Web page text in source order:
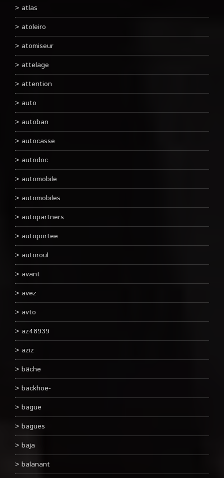
atlas
atoleiro
atomiseur
attelage
attention
auto
autoban
autocasse
autodoc
automobile
automobiles
autopartners
autoportee
autoroul
avant
avez
avto
az48939
aziz
bâche
backhoe-
bague
bagues
baja
balanant